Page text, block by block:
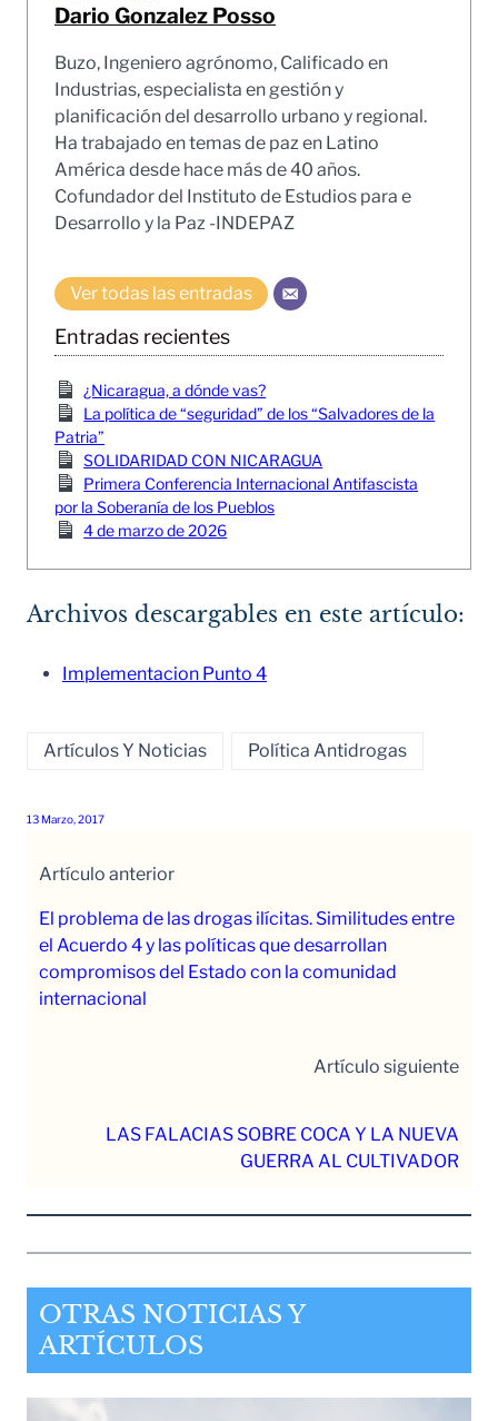
Dario Gonzalez Posso
Buzo, Ingeniero agrónomo, Calificado en
Industrias, especialista en gestión y
planificación del desarrollo urbano y regional.
Ha trabajado en temas de paz en Latino
América desde hace más de 40 años.
Cofundador del Instituto de Estudios para e
Desarrollo y la Paz -INDEPAZ
Ver todas las entradas
Entradas recientes
¿Nicaragua, a dónde vas?
La política de “seguridad” de los “Salvadores de la
Patria”
SOLIDARIDAD CON NICARAGUA
Primera Conferencia Internacional Antifascista
por la Soberanía de los Pueblos
4 de marzo de 2026
Archivos descargables en este artículo:
Implementacion Punto 4
Artículos Y Noticias Política Antidrogas
13 Marzo, 2017
Artículo anterior
El problema de las drogas ilícitas. Similitudes entre
el Acuerdo 4 y las políticas que desarrollan
compromisos del Estado con la comunidad
internacional
Artículo siguiente
LAS FALACIAS SOBRE COCA Y LA NUEVA
GUERRA AL CULTIVADOR
OTRAS NOTICIAS Y
ARTÍCULOS